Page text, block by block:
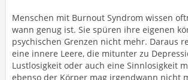
Menschen mit Burnout Syndrom wissen
wann genug ist. Sie spüren ihre eigenen
psychischen Grenzen nicht mehr. Daraus
eine innere Leere, die mitunter zu
Lustlosigkeit oder auch eine Sinnlosigkeit
ebenso der Körper mag irgendwann nicht